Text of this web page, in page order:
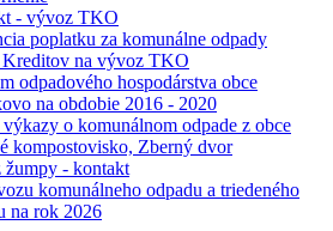
- vývoz TKO
poplatku za komunálne odpady
Kreditov na vývoz TKO
odpadového hospodárstva obce
na obdobie 2016 - 2020
o komunálnom odpade z obce
kompostovisko, Zberný dvor
- kontakt
komunálneho odpadu a triedeného
na rok 2026